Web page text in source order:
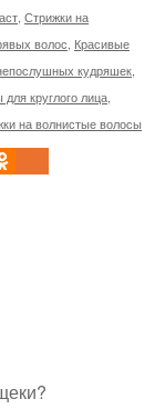
, Стрижки на
волос, Красивые
кудряшек,
круглого лица,
на волнистые волосы